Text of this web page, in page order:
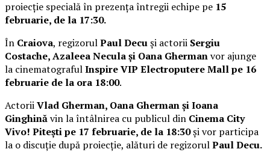
proiecție specială în prezența întregii echipe pe 15
februarie, de la 17:30.
În Craiova, regizorulPaul Decuși actorii Sergiu
Costache, Azaleea Necula și Oana Ghermanvor ajunge
la cinematografulInspire VIP Electroputere Mall pe 16
februarie de la ora 18:00.
ActoriiVlad Gherman, Oana Gherman și Ioana
Ginghinăvin la întâlnirea cu publicul din Cinema City
Vivo! Pitești pe 17 februarie, de la 18:30și vor participa
la o discuție după proiecție, alături de regizorulPaul Decu.